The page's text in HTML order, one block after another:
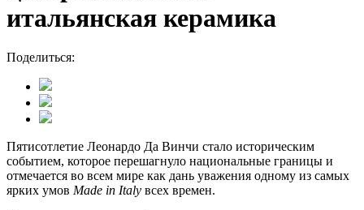
итальянская керамика
Поделиться:
Пятисотлетие Леонардо Да Винчи стало историческим
событием, которое перешагнуло национальные границы и
отмечается во всем мире как дань уважения одному из самых
ярких умов Made in Italy всех времен.